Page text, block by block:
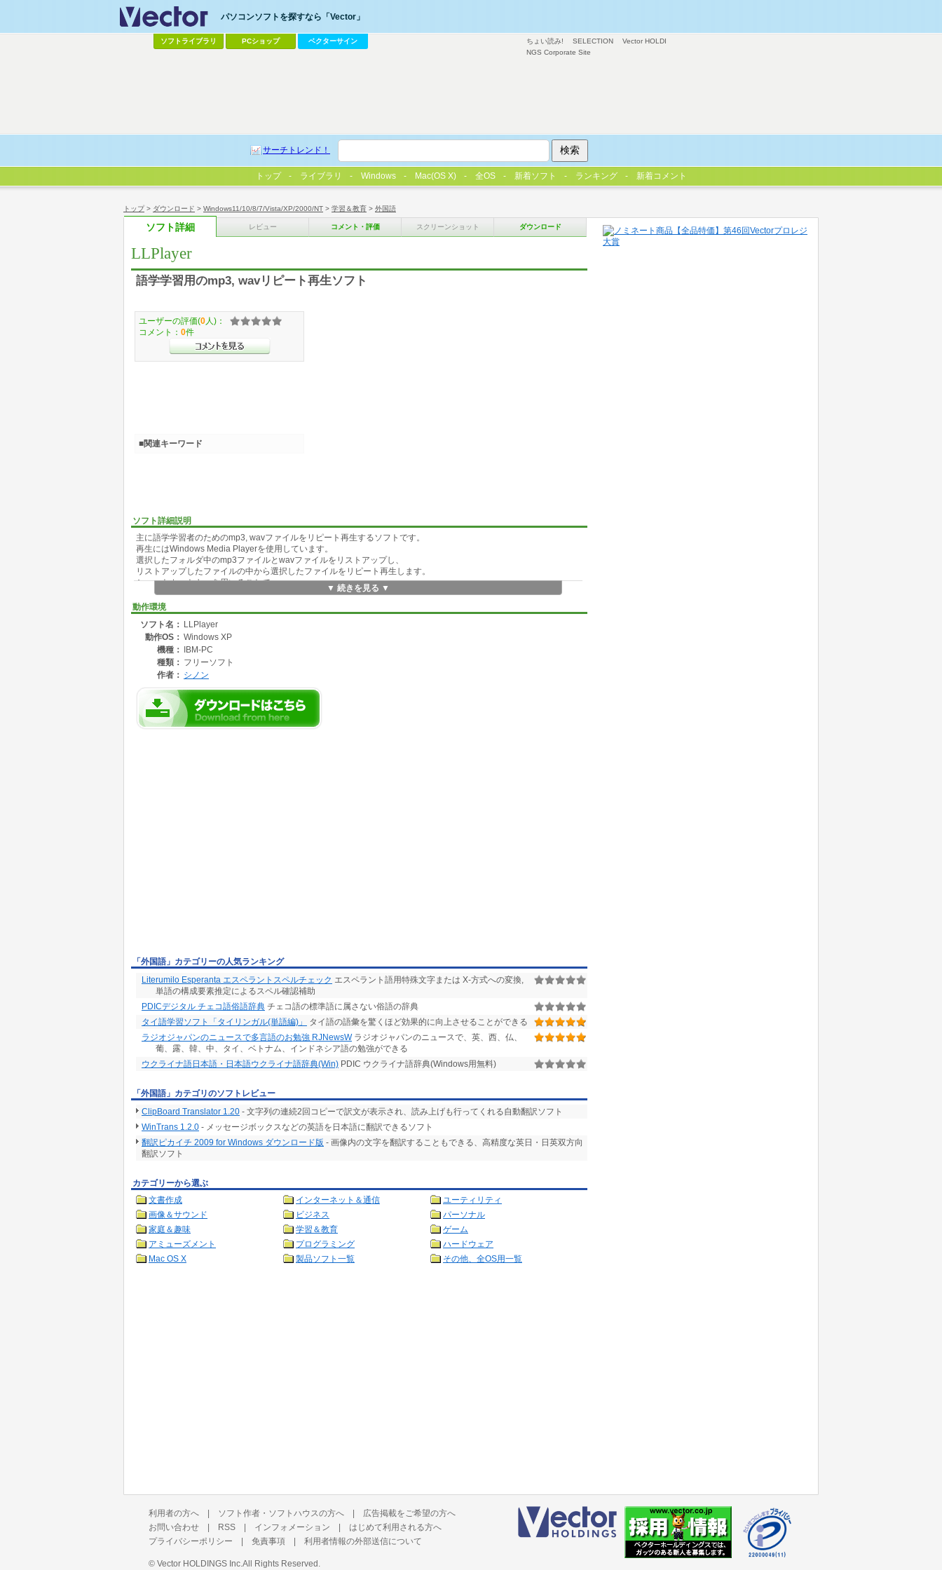
トップ> ダウンロード > Windows11/10/8/7/Vista/XP/2000/NT > 学習＆教育 > 外国語
ソフト詳細 レビュー コメント・評価 スクリーンショット ダウンロード
LLPlayer
語学学習用のmp3, wavリピート再生ソフト
ソフト詳細説明
主に語学学習者のためのmp3, wavファイルをリピート再生するソフトです。
再生にはWindows Media Playerを使用しています。
選択したフォルダ中のmp3ファイルとwavファイルをリストアップし、
リストアップしたファイルの中から選択したファイルをリピート再生します。
ショートカットキーを用いることで、
再生中のファイルの次のファイルや前のファイルを選択してリピート再生することもできます。
▼ 続きを見る ▼
動作環境
ソフト名： LLPlayer
動作OS： Windows XP
機種：
IBM-PC
種類： フリーソフト
作者： シノン
ユーザーの評価(0 人)：
コメント： 0件
■関連キーワード
「外国語」カテゴリーの人気ランキング
Literumilo Esperanta エスペラントスペルチェック エスペラント語用特殊文字または X-方式への変換,
単語の構成要素推定によるスペル確認補助
PDICデジタル チェコ語俗語辞典 チェコ語の標準語に属さない俗語の辞典
タイ語学習ソフト「タイリンガル(単語編)」
タイ語の語彙を驚くほど効果的に向上させることができる
ラジオジャパンのニュースで多言語のお勉強 RJNewsWラジオジャパンのニュースで、英、西、仏、
葡、露、韓、中、タイ、ベトナム、インドネシア語の勉強ができる
ウクライナ語日本語・日本語ウクライナ語辞典(Win) PDIC ウクライナ語辞典(Windows用無料)
「外国語」カテゴリのソフトレビュー
ClipBoard Translator 1.20 - 文字列の連続2回コピーで訳文が表示され、読み上げも行ってくれる自動翻訳ソフト
WinTrans 1.2.0 - メッセージボックスなどの英語を日本語に翻訳できるソフト
翻訳ピカイチ 2009 for Windows ダウンロード版 - 画像内の文字を翻訳することもできる、高精度な英日・日英双方向
翻訳ソフト
カテゴリーから選ぶ
文書作成
インターネット＆通信
ユーティリティ
画像＆サウンド
ビジネス
パーソナル
家庭＆趣味
学習＆教育
ゲーム
アミューズメント
プログラミング
ハードウェア
Mac OS X
製品ソフト一覧 その他、全OS用一覧
ちょい読み! SELECTION
Vector HOLDI
NGS Corporate Site
パソコンソフトを探すなら「Vector」
ソフトライブラリ PCショップ ベクターサイン
サーチトレンド！
トップ ライブラリ Windows Mac(OS X) 全OS 新着ソフト ランキング 新着コメント
利用者の方へ | ソフト作者・ソフトハウスの方へ | 広告掲載をご希望の方へ
お問い合わせ | RSS | インフォメーション | はじめて利用される方へ
プライバシーポリシー | 免責事項 | 利用者情報の外部送信について
© Vector HOLDINGS Inc. All Rights Reserved.